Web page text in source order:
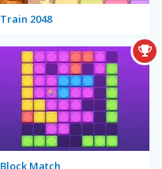
Train 2048
Block Match